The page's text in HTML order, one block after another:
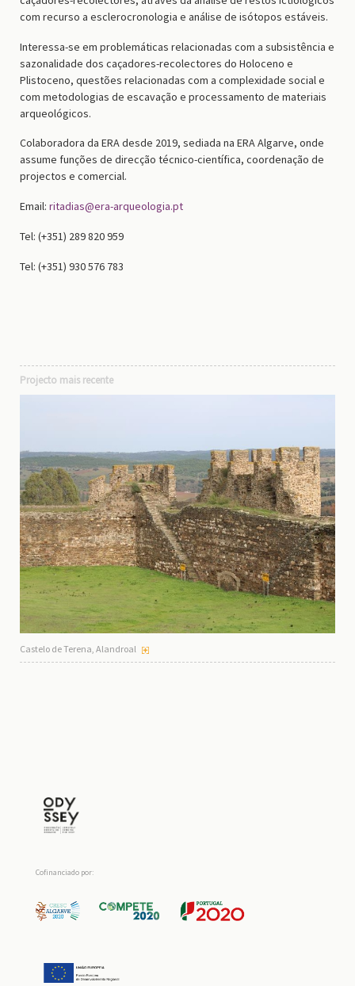
com recurso a esclerocronologia e análise de isótopos estáveis.
Interessa-se em problemáticas relacionadas com a subsistência e
sazonalidade dos caçadores-recolectores do Holoceno e
Plistoceno, questões relacionadas com a complexidade social e
com metodologias de escavação e processamento de materiais
arqueológicos.
Colaboradora da ERA desde 2019, sediada na ERA Algarve, onde
assume funções de direcção técnico-científica, coordenação de
projectos e comercial.
Email: ritadias@era-arqueologia.pt
Tel: (+351) 289 820 959
Tel: (+351) 930 576 783
Projecto mais recente
Castelo de Terena, Alandroal
Cofinanciado por: